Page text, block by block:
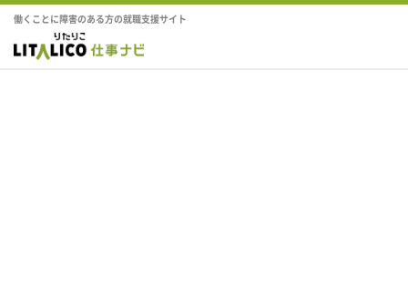
働くことに障害のある方の就職支援サイト